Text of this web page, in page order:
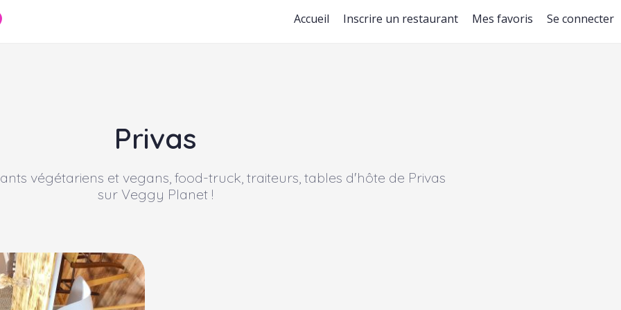
Se connecter
Accueil Inscrire un restaurant Mes favoris
Privas
végétariens et vegans, food-truck, traiteurs, tables d'hôte de Privas
sur Veggy Planet !